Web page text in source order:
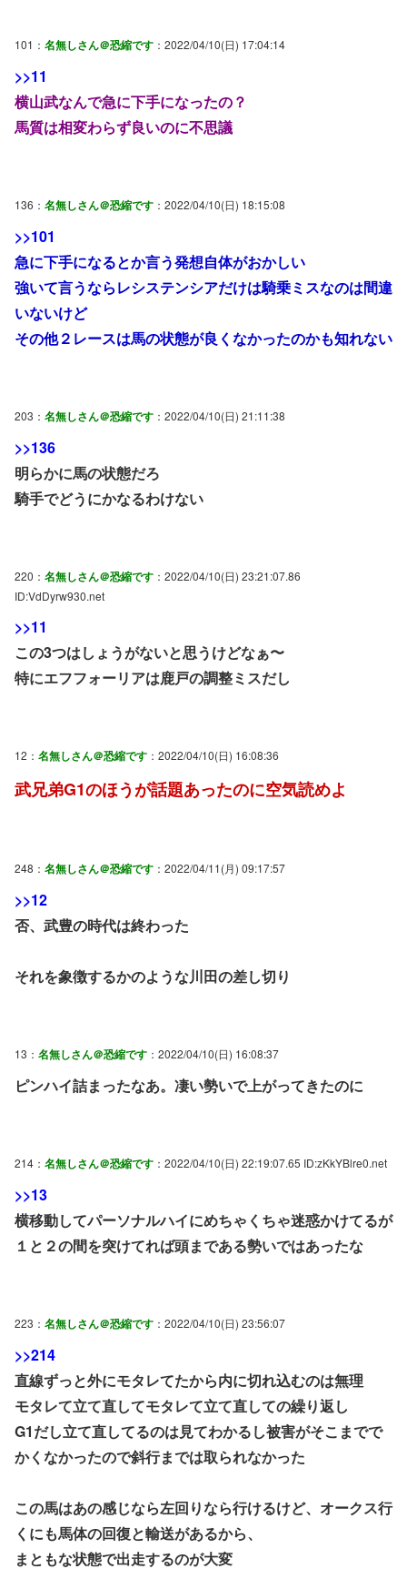
101： 名無しさん＠恐縮です ：2022/04/10(日) 17:04:14
>>11
横山武なんで急に下手になったの？
馬質は相変わらず良いのに不思議
136： 名無しさん＠恐縮です ：2022/04/10(日) 18:15:08
>>101
急に下手になるとか言う発想自体がおかしい
強いて言うならレシステンシアだけは騎乗ミスなのは間違
いないけど
その他２レースは馬の状態が良くなかったのかも知れない
203： 名無しさん＠恐縮です ：2022/04/10(日) 21:11:38
>>136
明らかに馬の状態だろ
騎手でどうにかなるわけない
220： 名無しさん＠恐縮です ：2022/04/10(日) 23:21:07.86
ID:VdDyrw930.net
>>11
この3つはしょうがないと思うけどなぁ〜
特にエフフォーリアは鹿戸の調整ミスだし
12： 名無しさん＠恐縮です ：2022/04/10(日) 16:08:36
武兄弟G1のほうが話題あったのに空気読めよ
248： 名無しさん＠恐縮です ：2022/04/11(月) 09:17:57
>>12
否、武豊の時代は終わった
それを象徴するかのような川田の差し切り
13： 名無しさん＠恐縮です ：2022/04/10(日) 16:08:37
ピンハイ詰まったなあ。凄い勢いで上がってきたのに
214： 名無しさん＠恐縮です ：2022/04/10(日) 22:19:07.65 ID:zKkYBlre0.net
>>13
横移動してパーソナルハイにめちゃくちゃ迷惑かけてるが
１と２の間を突けてれば頭まである勢いではあったな
223： 名無しさん＠恐縮です ：2022/04/10(日) 23:56:07
>>214
直線ずっと外にモタレてたから内に切れ込むのは無理
モタレて立て直してモタレて立て直しての繰り返し
G1だし立て直してるのは見てわかるし被害がそこまでで
かくなかったので斜行までは取られなかった
この馬はあの感じなら左回りなら行けるけど、オークス行
くにも馬体の回復と輸送があるから、
まともな状態で出走するのが大変